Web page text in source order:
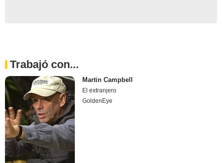
Trabajó con...
Martin Campbell
El extranjero
GoldenEye